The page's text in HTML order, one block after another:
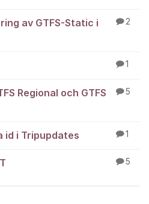
av GTFS-Static i
2
1
Regional och GTFS
5
id i Tripupdates 1
5